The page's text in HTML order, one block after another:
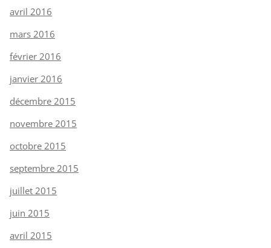
avril 2016
mars 2016
février 2016
janvier 2016
décembre 2015
novembre 2015
octobre 2015
septembre 2015
juillet 2015
juin 2015
avril 2015